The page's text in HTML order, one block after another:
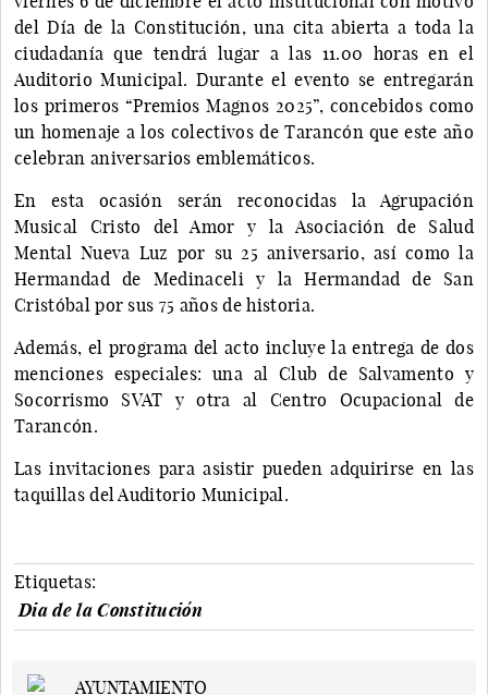
del Día de la Constitución, una cita abierta a toda la
ciudadanía que tendrá lugar a las 11.00 horas en el
Auditorio Municipal. Durante el evento se entregarán
los primeros “Premios Magnos 2025”, concebidos como
un homenaje a los colectivos de Tarancón que este año
celebran aniversarios emblemáticos.
En esta ocasión serán reconocidas la Agrupación
Musical Cristo del Amor y la Asociación de Salud
Mental Nueva Luz por su 25 aniversario, así como la
Hermandad de Medinaceli y la Hermandad de San
Cristóbal por sus 75 años de historia.
Además, el programa del acto incluye la entrega de dos
menciones especiales: una al Club de Salvamento y
Socorrismo SVAT y otra al Centro Ocupacional de
Tarancón.
Las invitaciones para asistir pueden adquirirse en las
taquillas del Auditorio Municipal.
Etiquetas:
Dia de la Constitución